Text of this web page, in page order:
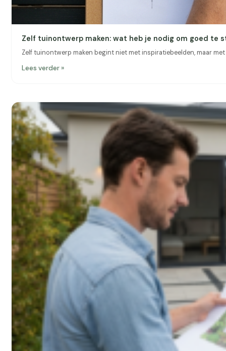
Zelf tuinontwerp maken: wat heb je nodig om goed te
Zelf tuinontwerp maken begint niet met inspiratiebeelden, maar
Lees verder »